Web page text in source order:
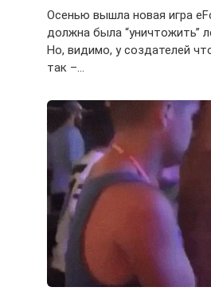
Осенью вышла новая игра
должна была “уничтожить”
Но, видимо, у создателей
так –…